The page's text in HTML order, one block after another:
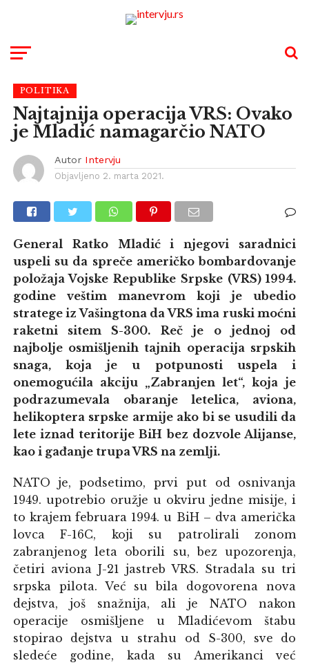
POLITIKA
Najtajnija operacija VRS: Ovako
je Mladić namagarčio NATO
Autor Intervju
Objavljeno 2. marta 2021.
General Ratko Mladić i njegovi saradnici
uspeli su da spreče američko bombardovanje
položaja Vojske Republike Srpske (VRS) 1994.
godine veštim manevrom koji je ubedio
stratege iz Vašingtona da VRS ima ruski moćni
raketni sitem S-300. Reč je o jednoj od
najbolje osmišljenih tajnih operacija srpskih
snaga, koja je u potpunosti uspela i
onemogućila akciju „Zabranjen let“, koja je
podrazumevala obaranje letelica, aviona,
helikoptera srpske armije ako bi se usudili da
lete iznad teritorije BiH bez dozvole Alijanse,
kao i gađanje trupa VRS na zemlji.
NATO je, podsetimo, prvi put od osnivanja
1949. upotrebio oružje u okviru jedne misije, i
to krajem februara 1994. u BiH – dva američka
lovca F-16C, koji su patrolirali zonom
zabranjenog leta oborili su, bez upozorenja,
četiri aviona J-21 jastreb VRS. Stradala su tri
srpska pilota. Već su bila dogovorena nova
dejstva, još snažnija, ali je NATO nakon
operacije osmišljene u Mladićevom štabu
stopirao dejstva u strahu od S-300, sve do
sledeće godine, kada su Amerikanci već